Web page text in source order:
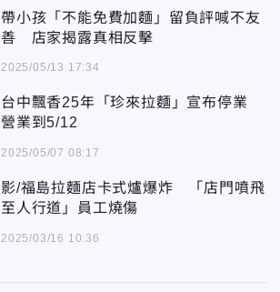
帶小孩「不能免費加麵」留負評喊不友
善 店家揭露真相反擊
2025/05/13 17:34
台中飄香25年「珍來拉麵」宣布停業
營業到5/12
2025/05/07 08:17
影/福島拉麵店卡式爐爆炸 「店門噴飛
至人行道」員工燒傷
2025/03/16 10:36